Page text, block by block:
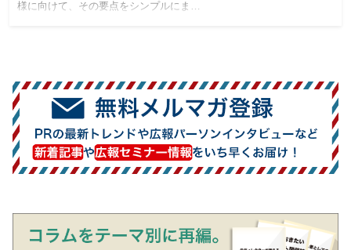
様に向けて、その要点をシンプルにま…